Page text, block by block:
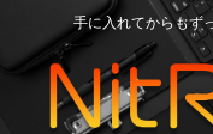
手に入れてからもず